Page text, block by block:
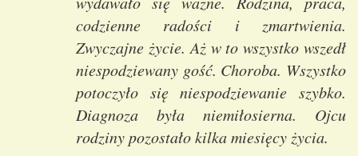
codzienne radości i zmartwienia.
Zwyczajne życie. Aż w to wszystko wszedł
niespodziewany gość. Choroba. Wszystko
potoczyło się niespodziewanie szybko.
Diagnoza była niemiłosierna. Ojcu
rodziny pozostało kilka miesięcy życia.